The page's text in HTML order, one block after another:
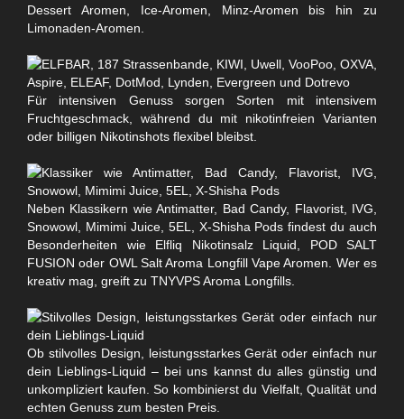
Dessert Aromen, Ice-Aromen, Minz-Aromen bis hin zu
Limonaden-Aromen.
Für intensiven Genuss sorgen Sorten mit intensivem
Fruchtgeschmack, während du mit nikotinfreien Varianten
oder billigen Nikotinshots flexibel bleibst.
Neben Klassikern wie Antimatter, Bad Candy, Flavorist, IVG,
Snowowl, Mimimi Juice, 5EL, X-Shisha Pods findest du auch
Besonderheiten wie Elfliq Nikotinsalz Liquid, POD SALT
FUSION oder OWL Salt Aroma Longfill Vape Aromen. Wer es
kreativ mag, greift zu TNYVPS Aroma Longfills.
Ob stilvolles Design, leistungsstarkes Gerät oder einfach nur
dein Lieblings-Liquid – bei uns kannst du alles günstig und
unkompliziert kaufen. So kombinierst du Vielfalt, Qualität und
echten Genuss zum besten Preis.